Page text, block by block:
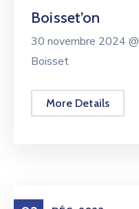
Boisset’on
30 novembre 2024 @
Boisset
More Details